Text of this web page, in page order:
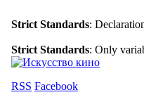
Strict Standards:
Strict Standards: Only
RSS Facebook